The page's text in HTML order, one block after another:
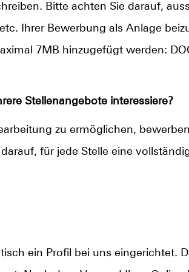
Bitte achten Sie darauf,
Ihrer Bewerbung als Anlage
7MB hinzugefügt werden:
Stellenangebote interessiere?
zu ermöglichen,
für jede Stelle eine
ein Profil bei uns eingerichtet.